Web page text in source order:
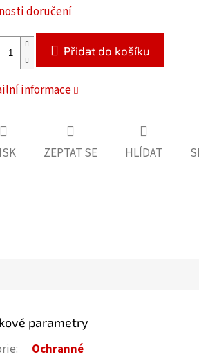
doručení
Přidat do košíku
informace
ZEPTAT SE HLÍDAT
parametry
:
Ochranné